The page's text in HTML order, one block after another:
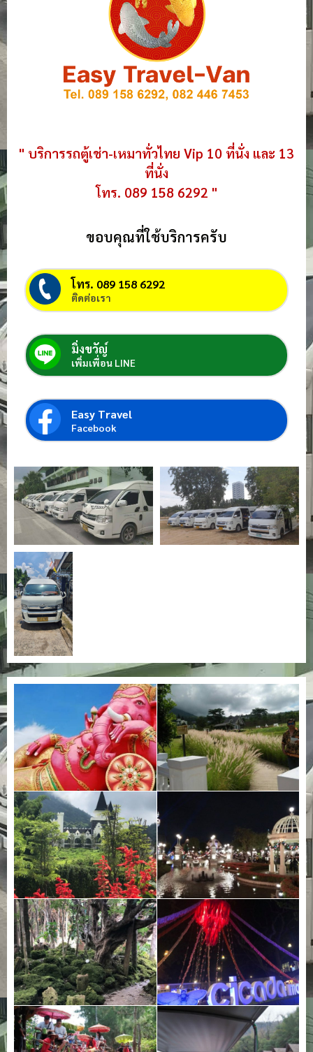
" บริการรถตู้เช่า-เหมาทั่วไทย Vip 10 ที่นั่ง และ 13
ที่นั่ง
โทร. 089 158 6292 "
ขอบคุณที่ใช้บริการครับ
โทร. 089 158 6292
ติดต่อเรา
มิ่งขวัญ์
เพิ่มเพื่อน LINE
Easy Travel
Facebook